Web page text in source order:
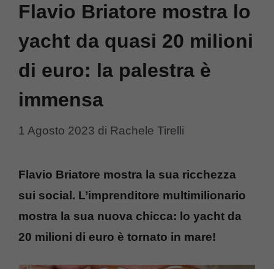
Flavio Briatore mostra lo
yacht da quasi 20 milioni
di euro: la palestra è
immensa
1 Agosto 2023 di Rachele Tirelli
Flavio Briatore mostra la sua ricchezza
sui social. L’imprenditore multimilionario
mostra la sua nuova chicca: lo yacht da
20 milioni di euro è tornato in mare!